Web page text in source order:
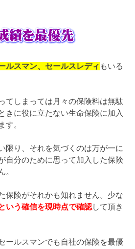
ルスマン、セールスレディ もいる
てしまっては月々の保険料は無駄
きに役に立たない生命保険に加入
す。
限り、それを気づくのは万が一に
自分のために思って加入した保険
。
保険がそれかも知れません。少な
いう確信を現時点で確認して頂き
ールスマンでも自社の保険を最優